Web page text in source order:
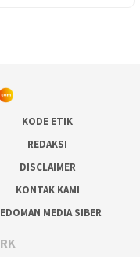
KODE ETIK
REDAKSI
DISCLAIMER
KONTAK KAMI
MEDIA SIBER